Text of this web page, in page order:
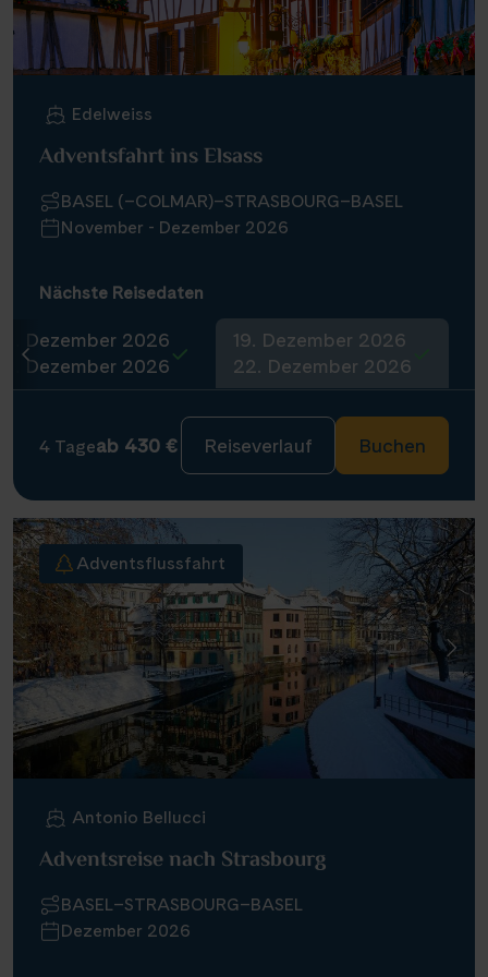
Edelweiss
Adventsfahrt ins Elsass
BASEL (–COLMAR)–STRASBOURG–BASEL
November - Dezember 2026
Nächste Reisedaten
Dezember 2026
Dezember 2026
19. Dezember 2026
22. Dezember 2026
4 Tageab 430 € Reiseverlauf Buchen
Adventsflussfahrt
Antonio Bellucci
Adventsreise nach Strasbourg
BASEL–STRASBOURG–BASEL
Dezember 2026